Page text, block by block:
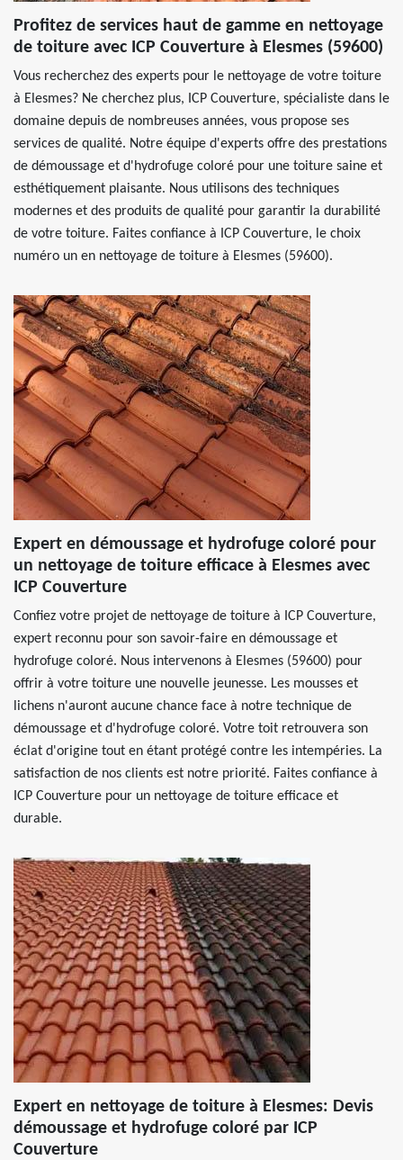
Profitez de services haut de gamme en nettoyage
de toiture avec ICP Couverture à Elesmes (59600)
Vous recherchez des experts pour le nettoyage de votre toiture
à Elesmes? Ne cherchez plus, ICP Couverture, spécialiste dans le
domaine depuis de nombreuses années, vous propose ses
services de qualité. Notre équipe d'experts offre des prestations
de démoussage et d'hydrofuge coloré pour une toiture saine et
esthétiquement plaisante. Nous utilisons des techniques
modernes et des produits de qualité pour garantir la durabilité
de votre toiture. Faites confiance à ICP Couverture, le choix
numéro un en nettoyage de toiture à Elesmes (59600).
Expert en démoussage et hydrofuge coloré pour
un nettoyage de toiture efficace à Elesmes avec
ICP Couverture
Confiez votre projet de nettoyage de toiture à ICP Couverture,
expert reconnu pour son savoir-faire en démoussage et
hydrofuge coloré. Nous intervenons à Elesmes (59600) pour
offrir à votre toiture une nouvelle jeunesse. Les mousses et
lichens n'auront aucune chance face à notre technique de
démoussage et d'hydrofuge coloré. Votre toit retrouvera son
éclat d'origine tout en étant protégé contre les intempéries. La
satisfaction de nos clients est notre priorité. Faites confiance à
ICP Couverture pour un nettoyage de toiture efficace et
durable.
Expert en nettoyage de toiture à Elesmes: Devis
démoussage et hydrofuge coloré par ICP
Couverture